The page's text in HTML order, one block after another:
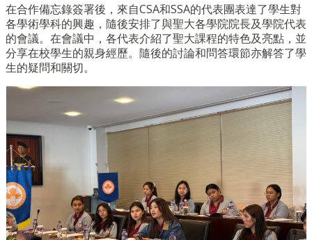
在合作備忘錄簽署後，來自CSA和SSA的代表團表達了學生對
各學術學科的興趣，隨後安排了與聖大各學院院長及學院代表
的會議。在會議中，各代表介紹了聖大課程的特色及亮點，並
分享在校學生的親身經歷。隨後的討論和問答環節亦解答了學
生的疑問和關切。